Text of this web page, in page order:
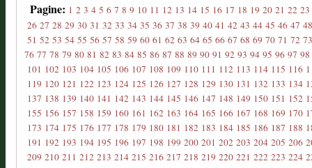
Pagine: 1 2 3 4 5 6 7 8 9 10 11 12 13 14 15 16 17 18 19 20 21 22 23
26 27 28 29 30 31 32 33 34 35 36 37 38 39 40 41 42 43 44 45 46 47 48
51 52 53 54 55 56 57 58 59 60 61 62 63 64 65 66 67 68 69 70 71 72 73
76 77 78 79 80 81 82 83 84 85 86 87 88 89 90 91 92 93 94 95 96 97 98
101 102 103 104 105 106 107 108 109 110 111 112 113 114 115 116
119 120 121 122 123 124 125 126 127 128 129 130 131 132 133 134
137 138 139 140 141 142 143 144 145 146 147 148 149 150 151 152
155 156 157 158 159 160 161 162 163 164 165 166 167 168 169 170
173 174 175 176 177 178 179 180 181 182 183 184 185 186 187 188
191 192 193 194 195 196 197 198 199 200 201 202 203 204 205 206
209 210 211 212 213 214 215 216 217 218 219 220 221 222 223 224